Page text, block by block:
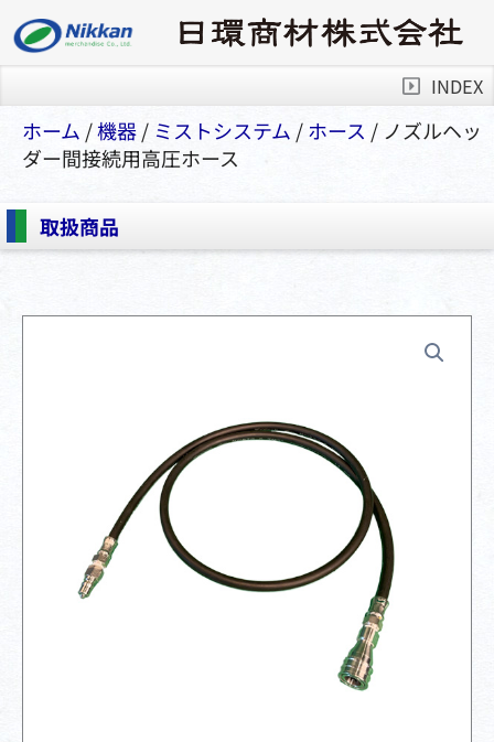
INDEX
ホーム /機器/ ミストシステム /ホース / ノズルヘッ
ダー間接続用高圧ホース
取扱商品